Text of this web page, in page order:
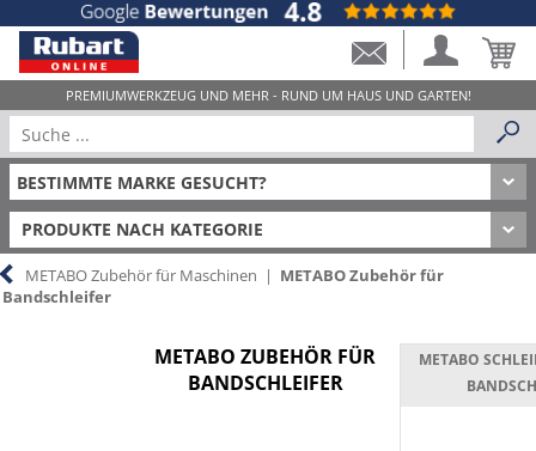
PRODUKTE NACH KATEGORIE
METABO Zubehör für Maschinen | METABO Zubehör für
Bandschleifer
METABO ZUBEHÖR FÜR
BANDSCHLEIFER
METABO